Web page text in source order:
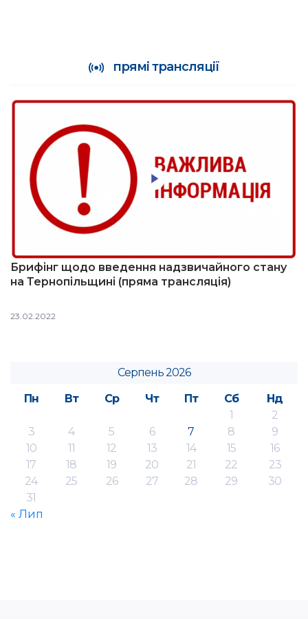
прямі трансляції
Брифінг щодо введення надзвичайного стану
на Тернопільщині (пряма трансляція)
23.02.2022
Серпень 2026
Пн
Вт Ср Чт Пт Сб
Нд
1
2
3
4 5 6 7 8
9
10
11 12 13 14 15
16
17
18 19 20 21 22
23
24
25 26 27 28 29
30
31
« Лип